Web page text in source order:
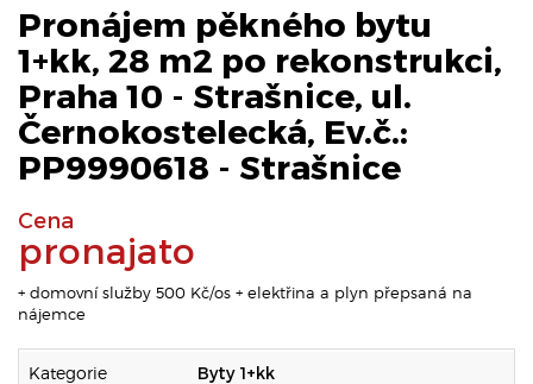
Pronájem pěkného bytu
1+kk, 28 m2 po rekonstrukci,
Praha 10 - Strašnice, ul.
Černokostelecká, Ev.č.:
PP9990618 - Strašnice
Cena
pronajato
+ domovní služby 500 Kč/os + elektřina a plyn přepsaná na
nájemce
Kategorie Byty 1+kk